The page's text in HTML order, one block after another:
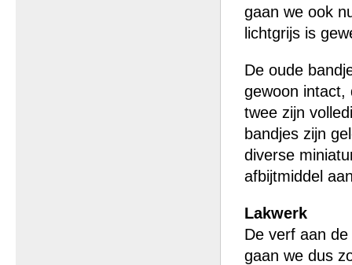
gaan we ook
lichtgrijs is
De oude
gewoon intact,
twee zijn
bandjes zijn
diverse
afbijtmiddel
Lakwerk
De verf aan
gaan we dus